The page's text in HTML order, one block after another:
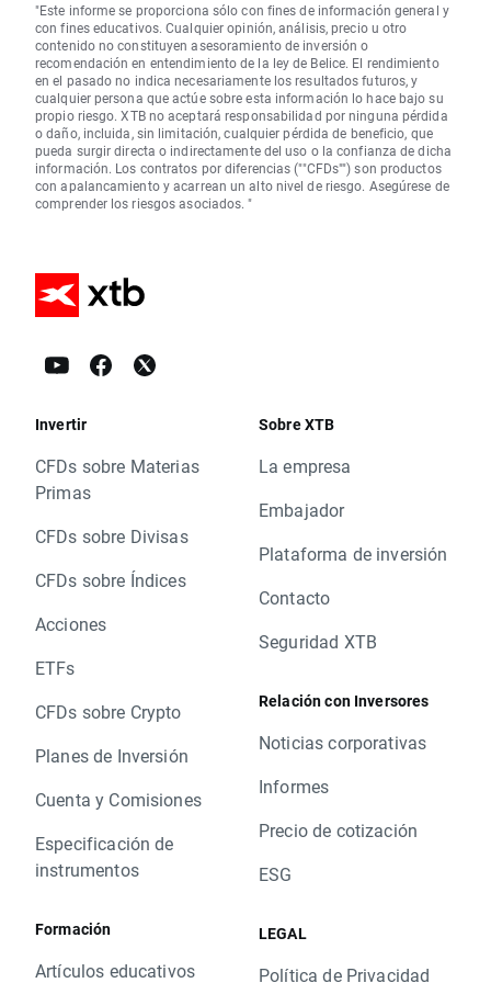
"Este informe se proporciona sólo con fines de información general y
con fines educativos. Cualquier opinión, análisis, precio u otro
contenido no constituyen asesoramiento de inversión o
recomendación en entendimiento de la ley de Belice. El rendimiento
en el pasado no indica necesariamente los resultados futuros, y
cualquier persona que actúe sobre esta información lo hace bajo su
propio riesgo. XTB no aceptará responsabilidad por ninguna pérdida
o daño, incluida, sin limitación, cualquier pérdida de beneficio, que
pueda surgir directa o indirectamente del uso o la confianza de dicha
información. Los contratos por diferencias (""CFDs"") son productos
con apalancamiento y acarrean un alto nivel de riesgo. Asegúrese de
comprender los riesgos asociados. "
Invertir
CFDs sobre Materias
Primas
CFDs sobre Divisas
CFDs sobre Índices
Acciones
ETFs
CFDs sobre Crypto
Planes de Inversión
Cuenta y Comisiones
Especificación de
instrumentos
Formación
Artículos educativos
Sobre XTB
La empresa
Embajador
Plataforma de inversión
Contacto
Seguridad XTB
Relación con Inversores
Noticias corporativas
Informes
Precio de cotización
ESG
LEGAL
Política de Privacidad